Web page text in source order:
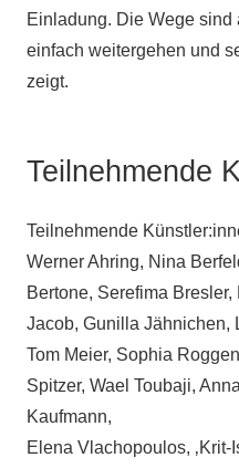
Einladung. Die Wege
einfach weitergehen und
zeigt.
Teilnehmende
Teilnehmende
Werner Ahring, Nina
Bertone, Serefima
Jacob, Gunilla Jähnichen,
Tom Meier, Sophia
Spitzer, Wael Toubaji,
Kaufmann,
Elena Vlachopoulos, ‚Krit-